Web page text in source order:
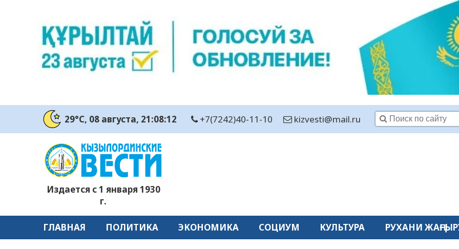
29°C, 08 августа, 21:08:14 +7(7242)40-11-10 kizvesti@mail.ru
Издается с 1 января 1930
г.
ГЛАВНАЯ ПОЛИТИКА ЭКОНОМИКА СОЦИУМ КУЛЬТУРА РУХАНИ